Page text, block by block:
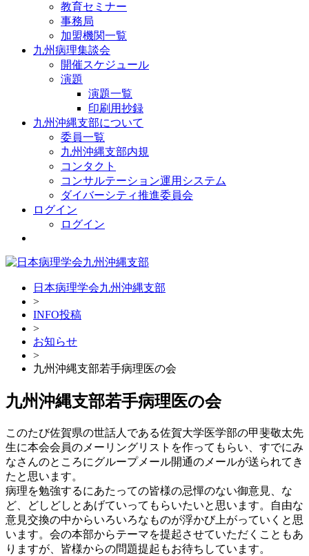
教育セミナー
事務局
加盟機関一覧
九州病理集談会
開催スケジュール
演題
演題一覧
印刷用抄録
九州沖縄支部について
委員一覧
九州沖縄支部内規
コンタクト
コンサルテーション運用システム
ダイバーシティ推進委員会
ログイン
ログイン
日本病理学会九州沖縄支部
>
INFO投稿
>
お知らせ
>
九州沖縄支部若手病理医の会
九州沖縄支部若手病理医の会
このたび佐賀県の世話人である佐賀大学医学部の甲斐敬太先
生に本会会員のメーリングリストを作ってもらい、すでにみ
なさんのところにグループメール開通のメールが送られてき
たと思います。
病理を勉強するにあたっての皆様の忌憚のない御意見、な
ど、どしどしとあげていってもらいたいと思います。自由な
意見交換の中からいろいろなものが浮かび上がっていくと思
います。会の本部からテーマを提起させていただくこともあ
りますが、皆様からの問題提起もお待ちしています。